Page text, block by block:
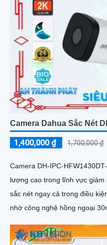
Camera Dahua Sắc Nét
1,400,000 ₫ 1,700,000 ₫
Camera DH-IPC-
lượng cao trong lĩnh vực giám sát. Với khả năng phát
sắc nét ngay cả trong điều
nhờ công nghệ hồng ngoại